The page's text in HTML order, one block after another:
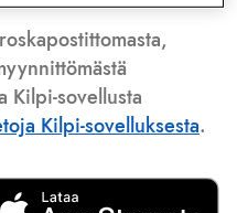
Kilpi-sovellusta
Kilpi-sovelluksesta.